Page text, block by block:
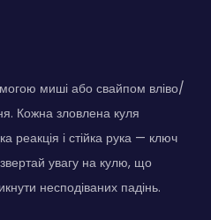
миші або свайпом вліво/
Кожна зловлена куля
реакція і стійка рука — ключ
увагу на кулю, що
несподіваних падінь.